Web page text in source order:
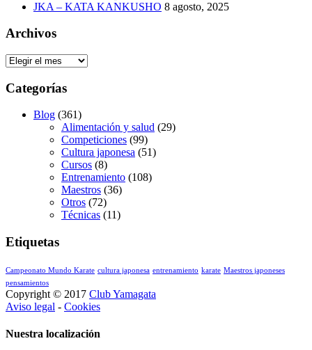
JKA – KATA KANKUSHO 8 agosto, 2025
Archivos
Archivos
Categorías
Blog (361)
Alimentación y salud (29)
Competiciones (99)
Cultura japonesa (51)
Cursos (8)
Entrenamiento (108)
Maestros (36)
Otros (72)
Técnicas (11)
Etiquetas
Campeonato Mundo Karate cultura japonesa entrenamiento karate Maestros japoneses
pensamientos
Copyright © 2017 Club Yamagata
Aviso legal - Cookies
Nuestra localización